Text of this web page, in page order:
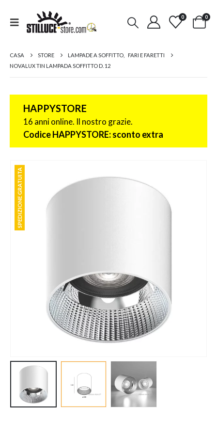
0 0
CASA STORE LAMPADE A SOFFITTO
FARI E FARETTI
NOVALUX TIN LAMPADA SOFFITTO D. 12
HAPPYSTORE
16 anni online. Il nostro grazie.
Codice HAPPYSTORE: sconto extra
SPEDIZIONE GRATUITA
SPEDIZIONE GRATUITA